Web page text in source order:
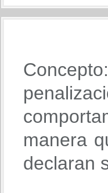
manera
declaran